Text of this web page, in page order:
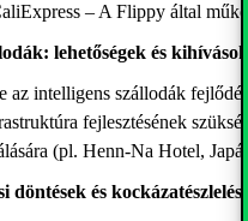
– A Flippy által
lehetőségek és kihívások:
az intelligens szállodák
fejlesztésének
(pl. Henn-Na Hotel,
döntések és kockázatészlelés: